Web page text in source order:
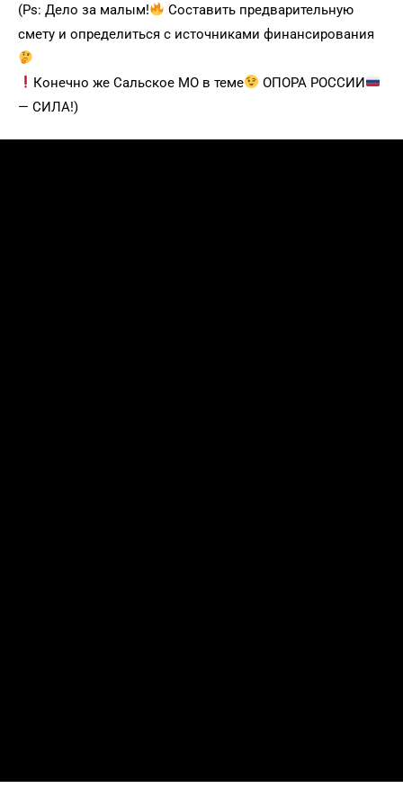
(Ps: Дело за малым!
Составить предварительную
смету и определиться с источниками финансирования
Конечно же Сальское МО в теме
ОПОРА РОССИИ
— СИЛА!)